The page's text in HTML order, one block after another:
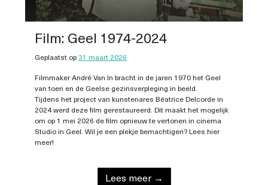
Film: Geel 1974-2024
Geplaatst op 31 maart 2026
Filmmaker André Van In bracht in de jaren 1970 het Geel
van toen en de Geelse gezinsverpleging in beeld.
Tijdens het project van kunstenares Béatrice Delcorde in
2024 werd deze film gerestaureerd. Dit maakt het mogelijk
om op 1 mei 2026 de film opnieuw te vertonen in cinema
Studio in Geel. Wil je een plekje bemachtigen? Lees hier
meer!
Lees meer →